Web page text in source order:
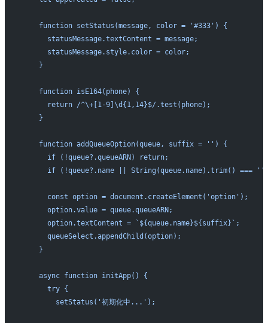
    function setStatus(message, color = '#333') {
      statusMessage.textContent = message;
      statusMessage.style.color = color;
    }
    function isE164(phone) {
      return /^\+[1-9]\d{1,14}$/.test(phone);
    }
    function addQueueOption(queue, suffix = '') {
      if (!queue?.queueARN) return;
if (!queue?.name || String(queue.name).trim() ===
      const option = document.createElement('option');
      option.value = queue.queueARN;
      option.textContent = `${queue.name}${suffix}`;
      queueSelect.appendChild(option);
    }
    async function initApp() {
      try {
        setStatus('初期化中...');